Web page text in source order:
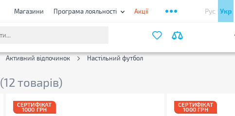
Магазини Програма лояльності Акції Рус Укр
Активний відпочинок Настільний футбол
(12 товарів)
ФІЛЬТРИ
СЕРТИФІКАТ
1000 ГРН
СЕРТИФІКАТ
1000 ГРН